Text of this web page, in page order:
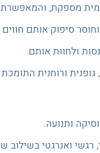
מספקת, והמאפשרת
סיפוק אותם
ולחוות אותם.
ורוחנית התומכת
ותנועה.
רגשי ואנרגטי בשילוב